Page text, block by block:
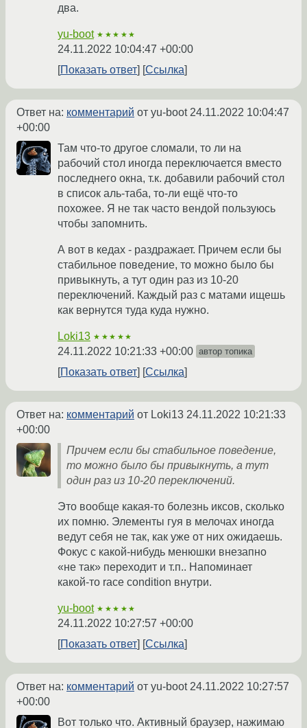
два.
yu-boot ★★★★★
24.11.2022 10:04:47 +00:00
Показать ответ
Ссылка
Ответ на: комментарий от yu-boot24.11.2022 10:04:47
+00:00
Там что-то другое сломали, то ли на
рабочий стол иногда переключается вместо
последнего окна, т.к. добавили рабочий стол
в список аль-таба, то-ли ещё что-то
похожее. Я не так часто вендой пользуюсь
чтобы запомнить.
А вот в кедах - раздражает. Причем если бы
стабильное поведение, то можно было бы
привыкнуть, а тут один раз из 10-20
переключений. Каждый раз с матами ищешь
как вернутся туда куда нужно.
Loki13 ★★★★★
24.11.2022 10:21:33 +00:00 автор топика
Показать ответ Ссылка
Ответ на: комментарий от Loki13 24.11.2022 10:21:33
+00:00
Причем если бы стабильное поведение,
то можно было бы привыкнуть, а тут
один раз из 10-20 переключений.
Это вообще какая-то болезнь иксов, сколько
их помню. Элементы гуя в мелочах иногда
ведут себя не так, как уже от них ожидаешь.
Фокус с какой-нибудь менюшки внезапно
«не так» переходит и т.п.. Напоминает
какой-то race condition внутри.
yu-boot ★★★★★
24.11.2022 10:27:57 +00:00
Показать ответ
Ссылка
Ответ на: комментарий от yu-boot24.11.2022 10:27:57
+00:00
Вот только что. Активный браузер, нажимаю